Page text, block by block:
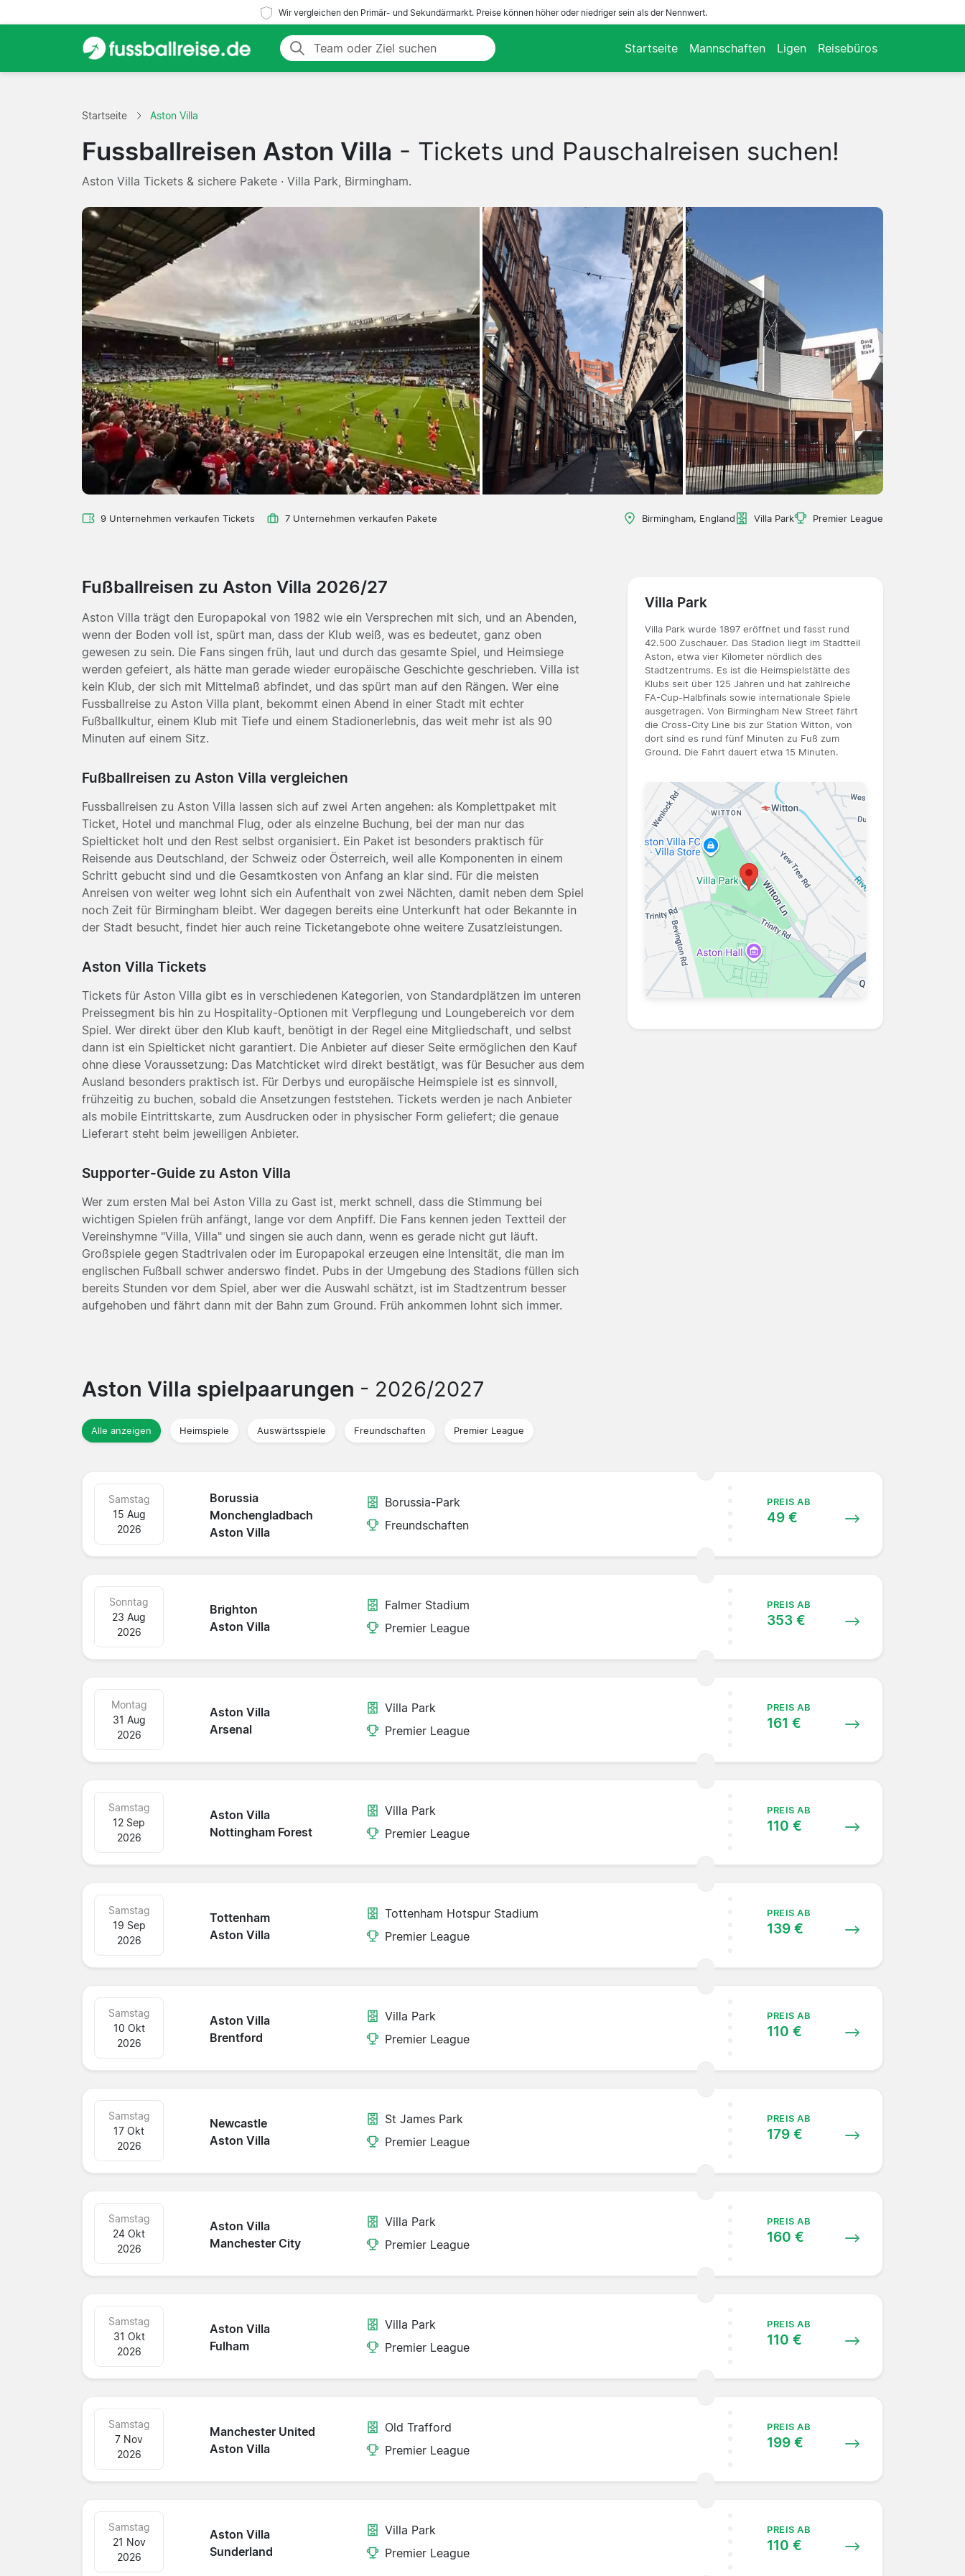
Wir vergleichen den Primär- und Sekundärmarkt. Preise können höher oder niedriger sein als der Nennwert.
Startseite Mannschaften Ligen Reisebüros
Startseite Aston Villa
Fussballreisen Aston Villa - Tickets und Pauschalreisen suchen!
Aston Villa Tickets & sichere Pakete · Villa Park, Birmingham.
9 Unternehmen verkaufen Tickets 7 Unternehmen verkaufen Pakete Birmingham, England Villa Park Premier League
Fußballreisen zu Aston Villa 2026/27
Aston Villa trägt den Europapokal von 1982 wie ein Versprechen mit sich, und an Abenden,
wenn der Boden voll ist, spürt man, dass der Klub weiß, was es bedeutet, ganz oben
gewesen zu sein. Die Fans singen früh, laut und durch das gesamte Spiel, und Heimsiege
werden gefeiert, als hätte man gerade wieder europäische Geschichte geschrieben. Villa ist
kein Klub, der sich mit Mittelmaß abfindet, und das spürt man auf den Rängen. Wer eine
Fussballreise zu Aston Villa plant, bekommt einen Abend in einer Stadt mit echter
Fußballkultur, einem Klub mit Tiefe und einem Stadionerlebnis, das weit mehr ist als 90
Minuten auf einem Sitz.
Fußballreisen zu Aston Villa vergleichen
Fussballreisen zu Aston Villa lassen sich auf zwei Arten angehen: als Komplettpaket mit
Ticket, Hotel und manchmal Flug, oder als einzelne Buchung, bei der man nur das
Spielticket holt und den Rest selbst organisiert. Ein Paket ist besonders praktisch für
Reisende aus Deutschland, der Schweiz oder Österreich, weil alle Komponenten in einem
Schritt gebucht sind und die Gesamtkosten von Anfang an klar sind. Für die meisten
Anreisen von weiter weg lohnt sich ein Aufenthalt von zwei Nächten, damit neben dem Spiel
noch Zeit für Birmingham bleibt. Wer dagegen bereits eine Unterkunft hat oder Bekannte in
der Stadt besucht, findet hier auch reine Ticketangebote ohne weitere Zusatzleistungen.
Aston Villa Tickets
Tickets für Aston Villa gibt es in verschiedenen Kategorien, von Standardplätzen im unteren
Preissegment bis hin zu Hospitality-Optionen mit Verpflegung und Loungebereich vor dem
Spiel. Wer direkt über den Klub kauft, benötigt in der Regel eine Mitgliedschaft, und selbst
dann ist ein Spielticket nicht garantiert. Die Anbieter auf dieser Seite ermöglichen den Kauf
ohne diese Voraussetzung: Das Matchticket wird direkt bestätigt, was für Besucher aus dem
Ausland besonders praktisch ist. Für Derbys und europäische Heimspiele ist es sinnvoll,
frühzeitig zu buchen, sobald die Ansetzungen feststehen. Tickets werden je nach Anbieter
als mobile Eintrittskarte, zum Ausdrucken oder in physischer Form geliefert; die genaue
Lieferart steht beim jeweiligen Anbieter.
Supporter-Guide zu Aston Villa
Wer zum ersten Mal bei Aston Villa zu Gast ist, merkt schnell, dass die Stimmung bei
wichtigen Spielen früh anfängt, lange vor dem Anpfiff. Die Fans kennen jeden Textteil der
Vereinshymne "Villa, Villa" und singen sie auch dann, wenn es gerade nicht gut läuft.
Großspiele gegen Stadtrivalen oder im Europapokal erzeugen eine Intensität, die man im
englischen Fußball schwer anderswo findet. Pubs in der Umgebung des Stadions füllen sich
bereits Stunden vor dem Spiel, aber wer die Auswahl schätzt, ist im Stadtzentrum besser
aufgehoben und fährt dann mit der Bahn zum Ground. Früh ankommen lohnt sich immer.
Villa Park
Villa Park wurde 1897 eröffnet und fasst rund
42.500 Zuschauer. Das Stadion liegt im Stadtteil
Aston, etwa vier Kilometer nördlich des
Stadtzentrums. Es ist die Heimspielstätte des
Klubs seit über 125 Jahren und hat zahlreiche
FA-Cup-Halbfinals sowie internationale Spiele
ausgetragen. Von Birmingham New Street fährt
die Cross-City Line bis zur Station Witton, von
dort sind es rund fünf Minuten zu Fuß zum
Ground. Die Fahrt dauert etwa 15 Minuten.
Aston Villa spielpaarungen - 2026/2027
Alle anzeigen Heimspiele Auswärtsspiele Freundschaften Premier League
Borussia
Monchengladbach
Aston Villa
Samstag
15 Aug
2026
Borussia-Park
Freundschaften
PREIS AB
49 €
Brighton
Aston Villa
Sonntag
23 Aug
2026
Falmer Stadium
Premier League
PREIS AB
353 €
Aston Villa
Arsenal
Montag
31 Aug
2026
Villa Park
Premier League
PREIS AB
161 €
Aston Villa
Nottingham Forest
Samstag
12 Sep
2026
Villa Park
Premier League
PREIS AB
110 €
Tottenham
Aston Villa
Samstag
19 Sep
2026
Tottenham Hotspur Stadium
Premier League
PREIS AB
139 €
Aston Villa
Brentford
Samstag
10 Okt
2026
Villa Park
Premier League
PREIS AB
110 €
Newcastle
Aston Villa
Samstag
17 Okt
2026
St James Park
Premier League
PREIS AB
179 €
Aston Villa
Manchester City
Samstag
24 Okt
2026
Villa Park
Premier League
PREIS AB
160 €
Aston Villa
Fulham
Samstag
31 Okt
2026
Villa Park
Premier League
PREIS AB
110 €
Manchester United
Aston Villa
Samstag
7 Nov
2026
Old Trafford
Premier League
PREIS AB
199 €
Aston Villa
Sunderland
Samstag
21 Nov
2026
Villa Park
Premier League
PREIS AB
110 €